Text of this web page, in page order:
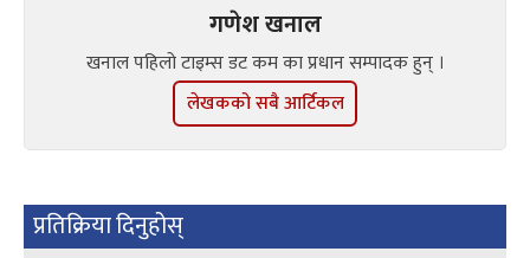
गणेश खनाल
खनाल पहिलो टाइम्स डट कम का प्रधान सम्पादक हुन् ।
लेखकको सबै आर्टिकल
प्रतिक्रिया दिनुहोस्